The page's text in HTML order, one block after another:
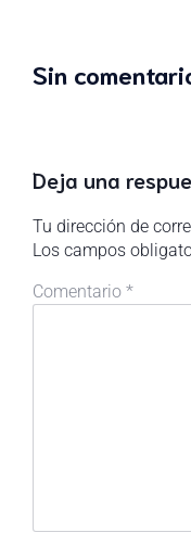
Sin
Deja una
Tu dirección de
Los campos
Comentario *